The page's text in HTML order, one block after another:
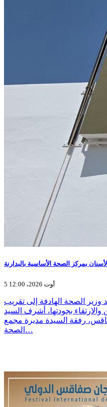
بمركز الصحة الأساسية بالبدارنة
5 أوت 2026، 12:00
وزير الصحة الهادفة إلى تقريب
بجودتها، أشرف السيد
رفقة السيدة مديرة مجمع
الصحة…